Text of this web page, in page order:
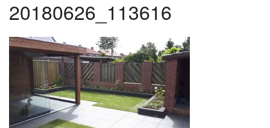
20180626_113616